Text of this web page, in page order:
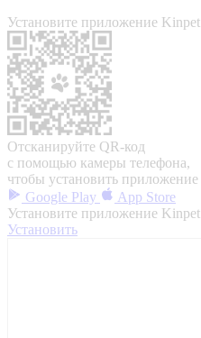
Установите приложение Kinpet
Отсканируйте QR-код
с помощью камеры телефона,
чтобы установить приложение
Google Play
App Store
Установите приложение
Установить